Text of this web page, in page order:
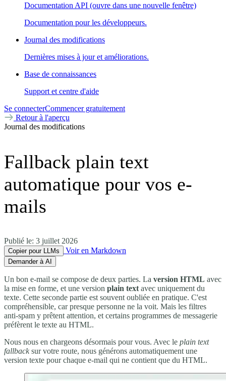
Documentation API (ouvre dans une nouvelle fenêtre)
Documentation pour les développeurs.
Journal des modifications
Dernières mises à jour et améliorations.
Base de connaissances
Support et centre d'aide
Se connecterCommencer gratuitement
Retour à l'aperçu
Journal des modifications
Fallback plain text
automatique pour vos e-
mails
Publié le: 3 juillet 2026
Copier pour LLMs Voir en Markdown
Demander à AI
Un bon e-mail se compose de deux parties. La version HTML avec
la mise en forme, et une version plain text avec uniquement du
texte. Cette seconde partie est souvent oubliée en pratique. C'est
compréhensible, car presque personne ne la voit. Mais les filtres
anti-spam y prêtent attention, et certains programmes de messagerie
préfèrent le texte au HTML.
Nous nous en chargeons désormais pour vous. Avec le plain text
fallbacksur votre route, nous générons automatiquement une
version texte pour chaque e-mail qui ne contient que du HTML.